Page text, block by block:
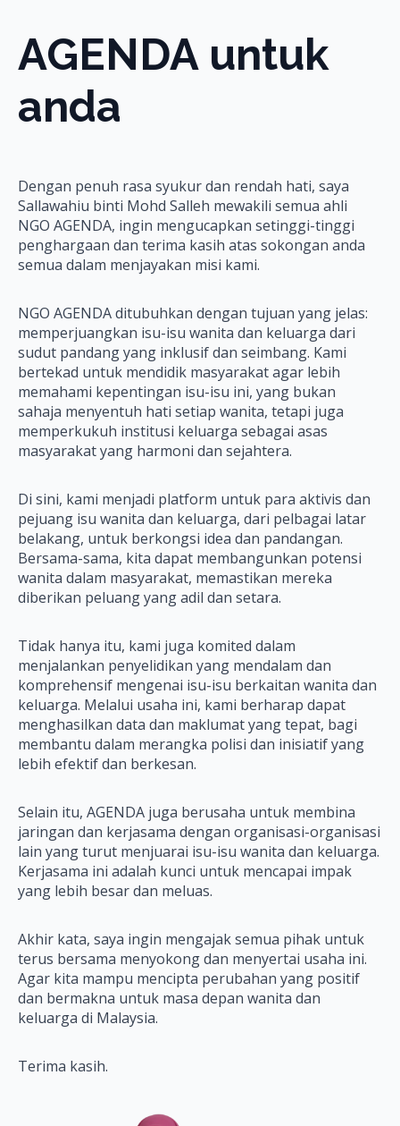
AGENDA untuk
anda
Dengan penuh rasa syukur dan rendah hati, saya
Sallawahiu binti Mohd Salleh mewakili semua ahli
NGO AGENDA, ingin mengucapkan setinggi-tinggi
penghargaan dan terima kasih atas sokongan anda
semua dalam menjayakan misi kami.
NGO AGENDA ditubuhkan dengan tujuan yang jelas:
memperjuangkan isu-isu wanita dan keluarga dari
sudut pandang yang inklusif dan seimbang. Kami
bertekad untuk mendidik masyarakat agar lebih
memahami kepentingan isu-isu ini, yang bukan
sahaja menyentuh hati setiap wanita, tetapi juga
memperkukuh institusi keluarga sebagai asas
masyarakat yang harmoni dan sejahtera.
Di sini, kami menjadi platform untuk para aktivis dan
pejuang isu wanita dan keluarga, dari pelbagai latar
belakang, untuk berkongsi idea dan pandangan.
Bersama-sama, kita dapat membangunkan potensi
wanita dalam masyarakat, memastikan mereka
diberikan peluang yang adil dan setara.
Tidak hanya itu, kami juga komited dalam
menjalankan penyelidikan yang mendalam dan
komprehensif mengenai isu-isu berkaitan wanita dan
keluarga. Melalui usaha ini, kami berharap dapat
menghasilkan data dan maklumat yang tepat, bagi
membantu dalam merangka polisi dan inisiatif yang
lebih efektif dan berkesan.
Selain itu, AGENDA juga berusaha untuk membina
jaringan dan kerjasama dengan organisasi-organisasi
lain yang turut menjuarai isu-isu wanita dan keluarga.
Kerjasama ini adalah kunci untuk mencapai impak
yang lebih besar dan meluas.
Akhir kata, saya ingin mengajak semua pihak untuk
terus bersama menyokong dan menyertai usaha ini.
Agar kita mampu mencipta perubahan yang positif
dan bermakna untuk masa depan wanita dan
keluarga di Malaysia.
Terima kasih.